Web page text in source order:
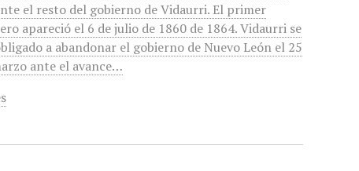
el resto del gobierno de Vidaurri. El primer
apareció el 6 de julio de 1860 de 1864. Vidaurri se
a abandonar el gobierno de Nuevo León el 25
ante el avance…